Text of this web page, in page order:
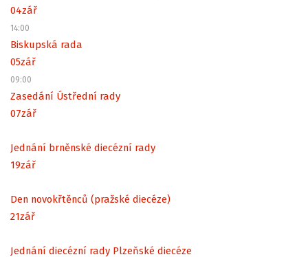
04zář
14:00
Biskupská rada
05zář
09:00
Zasedání Ústřední rady
07zář
Jednání brněnské diecézní rady
19zář
Den novokřtěnců (pražské diecéze)
21zář
Jednání diecézní rady Plzeňské diecéze